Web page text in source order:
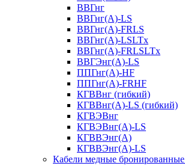
ВВГнг
ВВГнг(А)-LS
ВВГнг(А)-FRLS
ВВГнг(A)-LSLTx
ВВГнг(A)-FRLSLTx
ВВГЭнг(А)-LS
ППГнг(А)-HF
ППГнг(А)-FRHF
КГВВнг (гибкий)
КГВВнг(А)-LS (гибкий)
КГВЭВнг
КГВЭВнг(А)-LS
КГВВЭнг(А)
КГВВЭнг(А)-LS
Кабели медные бронированные